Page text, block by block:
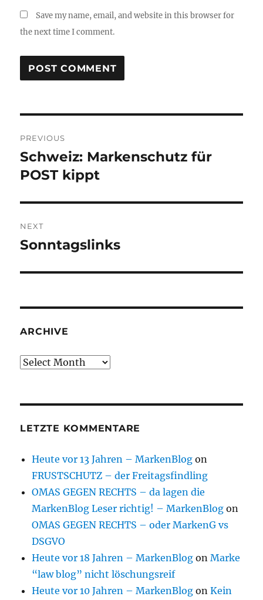
Save my name, email, and website in this browser for
the next time I comment.
navigation
PREVIOUS
Previous
post:
Schweiz: Markenschutz für
POST kippt
NEXT
Next
Sonntagslinks
ARCHIVE
Archive
LETZTE KOMMENTARE
Heute vor 13 Jahren – MarkenBlog on
FRUSTSCHUTZ – der Freitagsfindling
OMAS GEGEN RECHTS – da lagen die
MarkenBlog Leser richtig! – MarkenBlog on
OMAS GEGEN RECHTS – oder MarkenG vs
DSGVO
Heute vor 18 Jahren – MarkenBlog onMarke
“law blog” nicht löschungsreif
Heute vor 10 Jahren – MarkenBlog onKein